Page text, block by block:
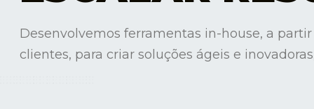
Desenvolvemos ferramentas in-house, a
clientes, para criar soluções ágeis e